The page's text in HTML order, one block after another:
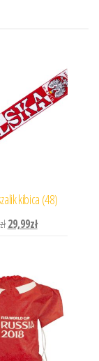
kibica (48)
zł Pierwotna cena wynosiła:
29,99złAktualna cena